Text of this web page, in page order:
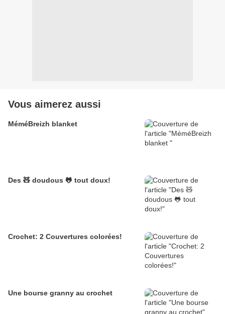
Vous aimerez aussi
MéméBreizh blanket
Des 🧸 doudous 🐸 tout doux!
Crochet: 2 Couvertures colorées!
Une bourse granny au crochet